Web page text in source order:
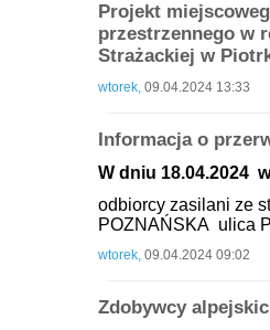
Projekt
przestrzennego w
Strażackiej w
wtorek, 09.04.2024 13:33
Informacja o
W dniu 18.04.2024
odbiorcy zasilani ze
POZNAŃSKA ulica
wtorek, 09.04.2024 09:02
Zdobywcy